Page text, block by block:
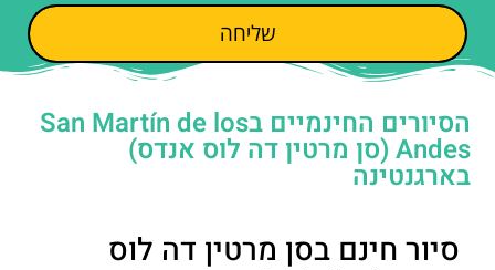
שליחה
הסיורים החינמיים בSan Martín de los
Andes (סן מרטין דה לוס אנדס)
בארגנטינה
סיור חינם בסן מרטין דה לוס